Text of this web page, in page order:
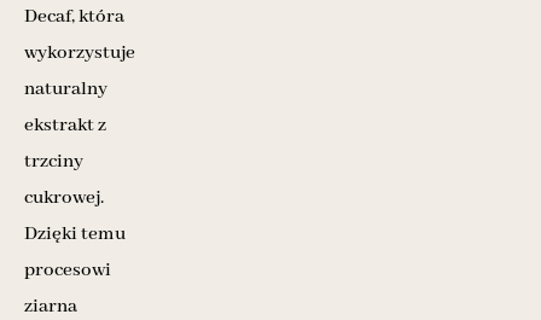
Decaf, która
wykorzystuje
naturalny
ekstrakt z
trzciny
cukrowej.
Dzięki temu
procesowi
ziarna